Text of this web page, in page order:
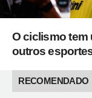
O ciclismo tem
outros
RECOMENDADO